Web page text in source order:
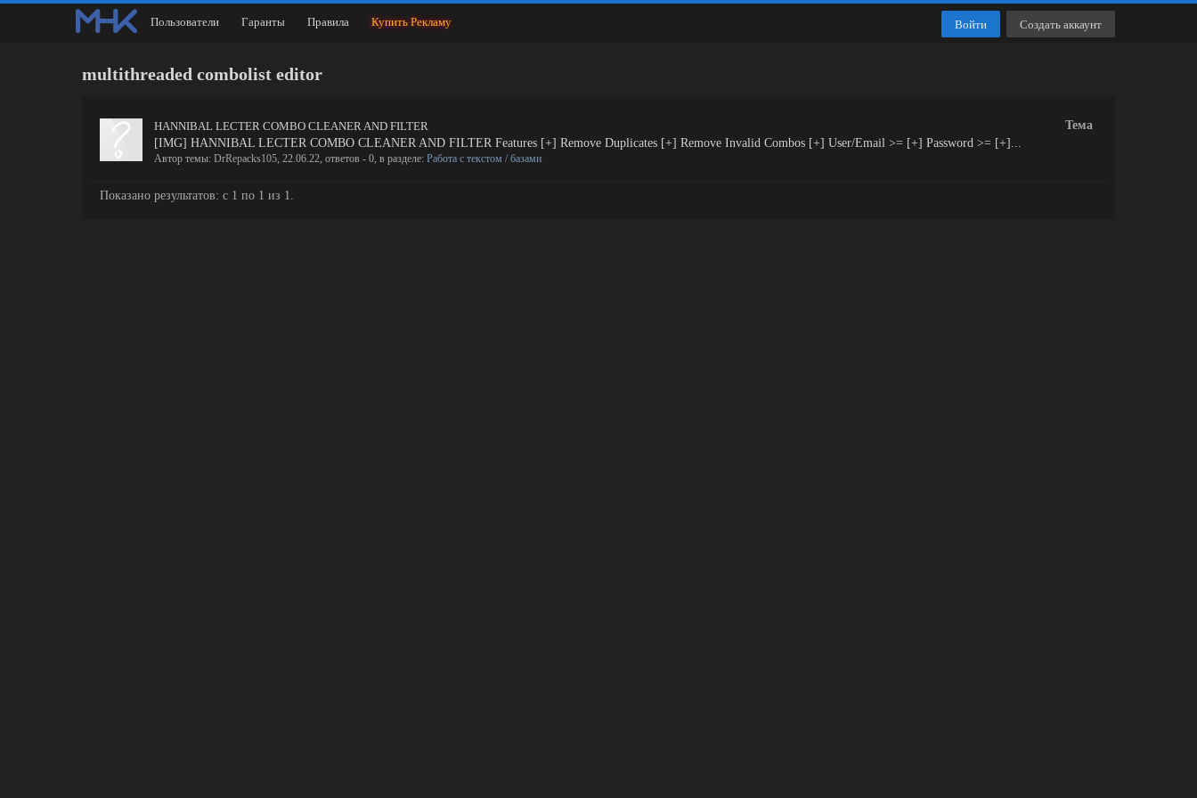
multithreaded combolist editor
Тема
HANNIBAL LECTER COMBO CLEANER AND FILTER
[IMG] HANNIBAL LECTER COMBO CLEANER AND FILTER Features [+] Remove Duplicates [+] Remove Invalid Combos [+] User/Email >= [+] Password >= [+]...
Автор темы: DrRepacks105, 22.06.22, ответов - 0, в разделе: Работа с текстом / базами
Показано результатов: с 1 по 1 из 1.
Пользователи Гаранты Правила Купить Рекламу Войти Создать аккаунт